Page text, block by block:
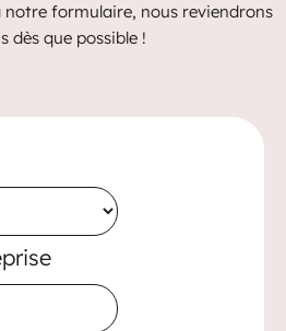
formulaire, nous reviendrons
dès que possible !